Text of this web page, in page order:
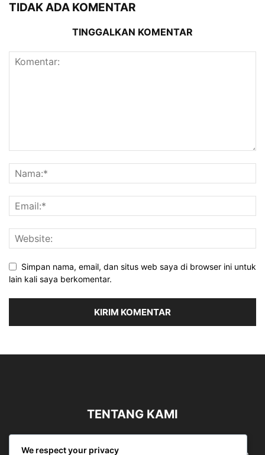
TIDAK ADA KOMENTAR
TINGGALKAN KOMENTAR
Simpan nama, email, dan situs web saya di browser ini untuk
lain kali saya berkomentar.
TENTANG KAMI
We respect your privacy